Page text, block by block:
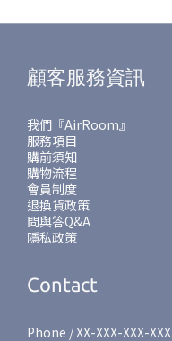
顧客服務資訊
我們『AirRoom』
服務項目
購前須知
購物流程
會員制度
退換貨政策
問與答Q&A
隱私政策
Contact
Phone / XX-XXX-XXX-XXX